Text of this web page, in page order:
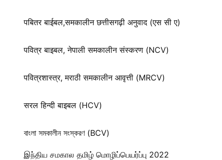
पबितर बाईबल,समकालीन छत्तीसगढ़ी अनुवाद (एस सी ए)
पवित्र बाइबल, नेपाली समकालीन संस्करण (NCV)
पवित्रशास्त्र, मराठी समकालीन आवृत्ती (MRCV)
सरल हिन्दी बाइबल (HCV)
বাংলা সমকালীন সংস্করণ (BCV)
இந்திய சமகால தமிழ் மொழிப்பெயர்ப்பு 2022